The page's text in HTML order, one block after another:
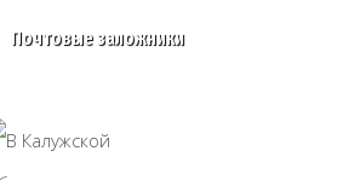
Почтовые заложники